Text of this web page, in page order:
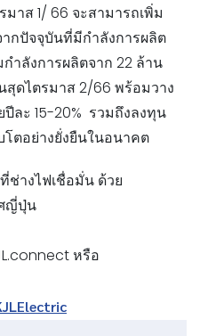
าส 1/ 66 จะสามารถเพิ่ม
กปัจจุบันที่มีกำลังการผลิต
ำลังการผลิตจาก 22 ล้าน
ดไตรมาส 2/66 พร้อมวาง
ปีละ 15-20% รวมถึงลงทุน
โตอย่างยั่งยืนในอนาคต
ช่างไฟเชื่อมั่น ด้วย
ญี่ปุ่น
หรือ